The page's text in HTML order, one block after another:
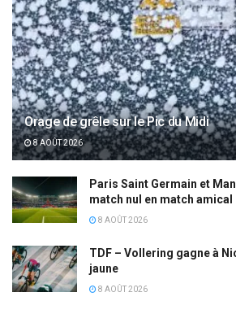
Orage de grêle sur le Pic du Midi
8 AOÛT 2026
Paris Saint Germain et
match nul en match amical
8 AOÛT 2026
TDF – Vollering gagne à
jaune
8 AOÛT 2026